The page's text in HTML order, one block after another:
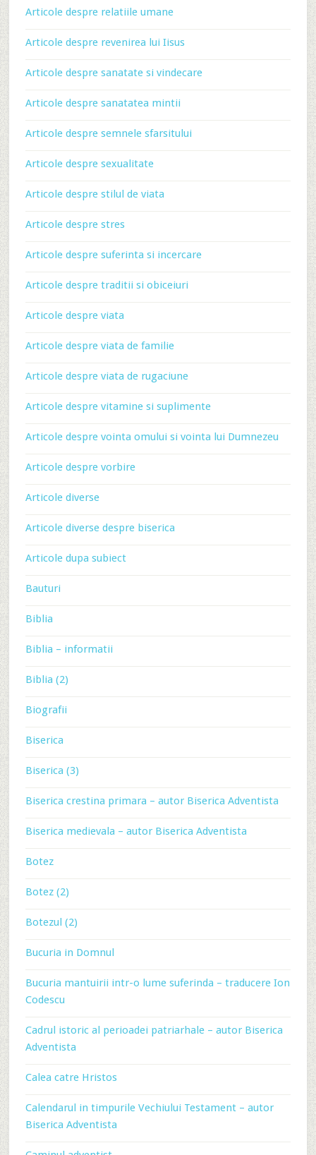
Articole despre relatiile umane
Articole despre revenirea lui Iisus
Articole despre sanatate si vindecare
Articole despre sanatatea mintii
Articole despre semnele sfarsitului
Articole despre sexualitate
Articole despre stilul de viata
Articole despre stres
Articole despre suferinta si incercare
Articole despre traditii si obiceiuri
Articole despre viata
Articole despre viata de familie
Articole despre viata de rugaciune
Articole despre vitamine si suplimente
Articole despre vointa omului si vointa lui Dumnezeu
Articole despre vorbire
Articole diverse
Articole diverse despre biserica
Articole dupa subiect
Bauturi
Biblia
Biblia – informatii
Biblia (2)
Biografii
Biserica
Biserica (3)
Biserica crestina primara – autor Biserica Adventista
Biserica medievala – autor Biserica Adventista
Botez
Botez (2)
Botezul (2)
Bucuria in Domnul
Bucuria mantuirii intr-o lume suferinda – traducere Ion
Codescu
Cadrul istoric al perioadei patriarhale – autor Biserica
Adventista
Calea catre Hristos
Calendarul in timpurile Vechiului Testament – autor
Biserica Adventista